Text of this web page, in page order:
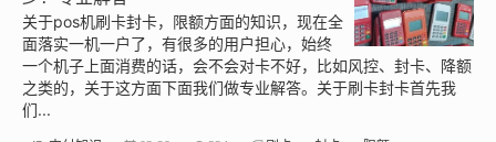
关于pos机刷卡封卡，限额方面的知识，现在全
面落实一机一户了，有很多的用户担心，始终
一个机子上面消费的话，会不会对卡不好，比如风控、封卡、降额
之类的，关于这方面下面我们做专业解答。关于刷卡封卡首先我
们...